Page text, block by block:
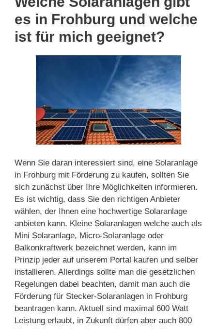
es in Frohburg und welche
ist für mich geeignet?
Wenn Sie daran interessiert sind, eine Solaranlage
in Frohburg mit Förderung zu kaufen, sollten Sie
sich zunächst über Ihre Möglichkeiten informieren.
Es ist wichtig, dass Sie den richtigen Anbieter
wählen, der Ihnen eine hochwertige Solaranlage
anbieten kann. Kleine Solaranlagen welche auch als
Mini Solaranlage, Micro-Solaranlage oder
Balkonkraftwerk bezeichnet werden, kann im
Prinzip jeder auf unserem Portal kaufen und selber
installieren. Allerdings sollte man die gesetzlichen
Regelungen dabei beachten, damit man auch die
Förderung für Stecker-Solaranlagen in Frohburg
beantragen kann. Aktuell sind maximal 600 Watt
Leistung erlaubt, in Zukunft dürfen aber auch 800